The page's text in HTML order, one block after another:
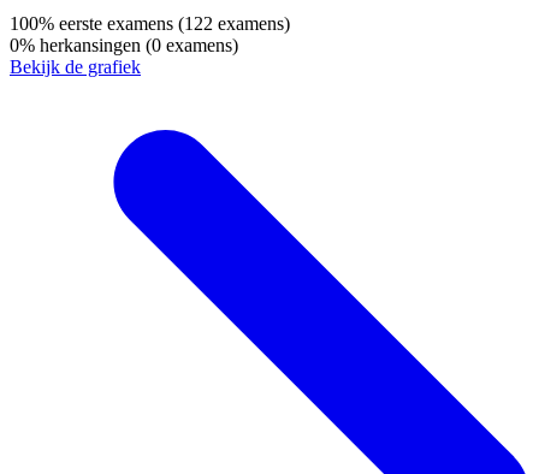
100% eerste examens (122 examens)
0% herkansingen (0 examens)
Bekijk de grafiek